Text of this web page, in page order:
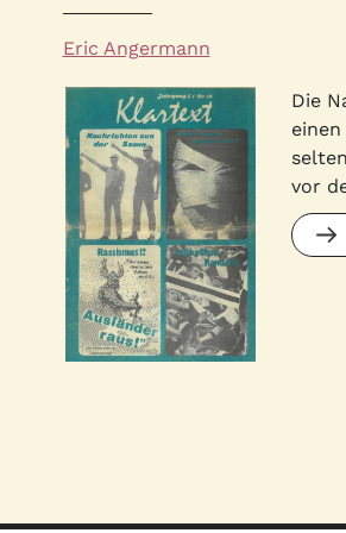
Autor*innen
Eric Angermann
Quelle
Bild Die
vor